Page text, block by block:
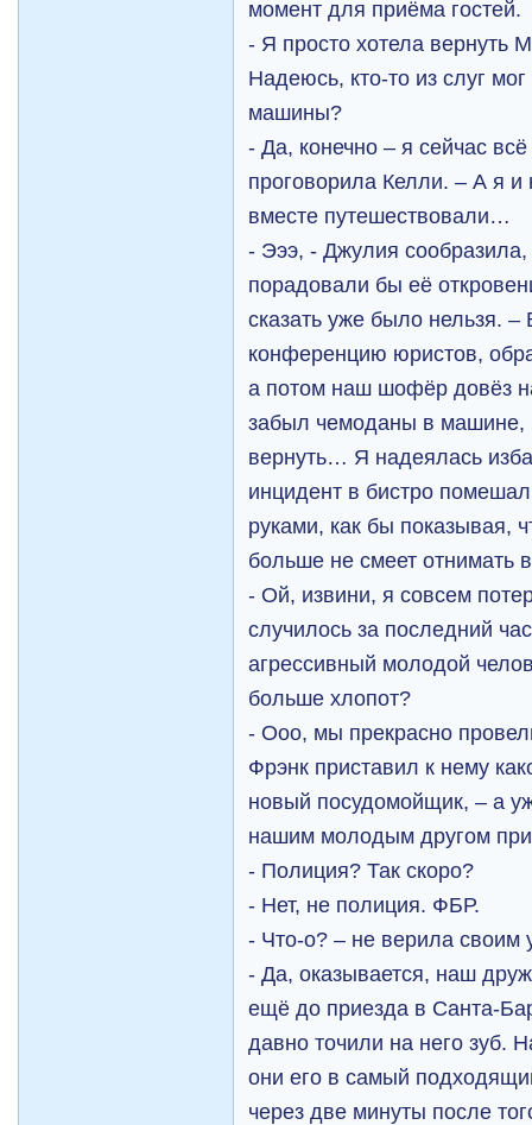
момент для приёма гостей.
- Я просто хотела вернуть
Надеюсь, кто-то из слуг
машины?
- Да, конечно – я сейчас
проговорила Келли. – А я и
вместе путешествовали…
- Эээ, - Джулия
порадовали бы её
сказать уже было нельзя.
конференцию юристов,
а потом наш шофёр довёз
забыл чемоданы в машине,
вернуть… Я надеялась
инцидент в бистро
руками, как бы показывая,
больше не смеет отнимать
- Ой, извини, я совсем
случилось за последний
агрессивный молодой
больше хлопот?
- Ооо, мы прекрасно
Фрэнк приставил к нему
новый посудомойщик, – а
нашим молодым другом
- Полиция? Так скоро?
- Нет, не полиция. ФБР.
- Что-о? – не верила своим
- Да, оказывается, наш
ещё до приезда в Санта-
давно точили на него зуб.
они его в самый
через две минуты после